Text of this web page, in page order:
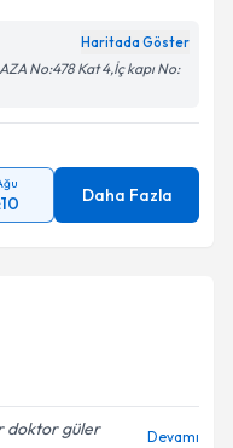
GönderHaritada Göster
No:478 Kat 4,İç kapı No:
Daha Fazla
doktor güler
Devamı